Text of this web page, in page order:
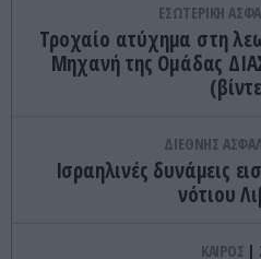
ΕΣΩΤΕΡΙΚΗ
Τροχαίο ατύχημα στη
Μηχανή της Ομάδας
ΔΙΕΘΝΗΣ
Ισραηλινές δυνάμεις
νότιου
ΚΑΙΡΟΣ